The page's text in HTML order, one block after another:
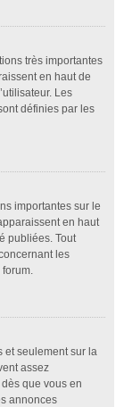
très importantes
en haut de
Les
définies par les
importantes sur le
en haut
publiées. Tout
les
et seulement sur la
assez
que vous en
annonces